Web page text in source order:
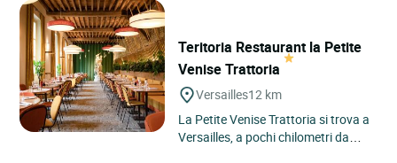
Teritoria Restaurant la Petite
Venise Trattoria
Versailles12 km
La Petite Venise Trattoria si trova a
Versailles, a pochi chilometri da